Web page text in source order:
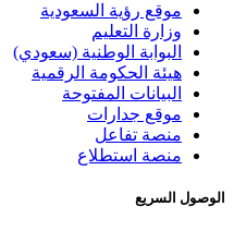
موقع رؤية السعودية
وزارة التعليم
البوابة الوطنية (سعودي)
هيئة الحكومة الرقمية
البيانات المفتوحة
موقع جدارات
منصة تفاعل
منصة استطلاع
الوصول السريع